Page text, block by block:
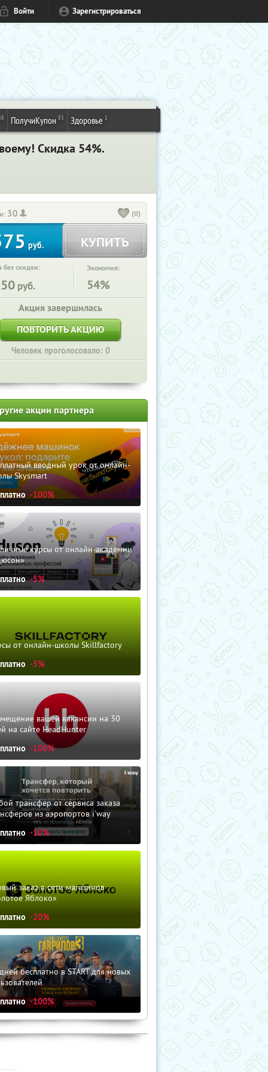
Войти Зарегистрироваться
ПолучиКупон 83 Здоровье 1
Скидка 54%.
30 (0)
руб. КУПИТЬ
без скидки:
руб.
Экономия:
54%
Акция завершилась
ПОВТОРИТЬ АКЦИЮ
Человек проголосовало: 0
акции партнера
вводный урок от онлайн-
Skysmart
-100%
курсы от онлайн-академии
-5%
от онлайн-школы Skillfactory
-5%
вашей вакансии на 30
на сайте HeadHunter
-100%
трансфер от сервиса заказа
из аэропортов i'way
-10%
заказ в сети магазинов
Яблоко»
-20%
бесплатно в START для новых
-100%